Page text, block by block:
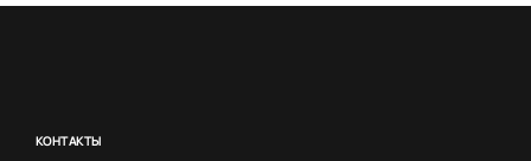
КОНТАКТЫ